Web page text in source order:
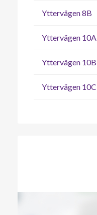
Yttervägen 8B
Yttervägen 10A
Yttervägen 10B
Yttervägen 10C